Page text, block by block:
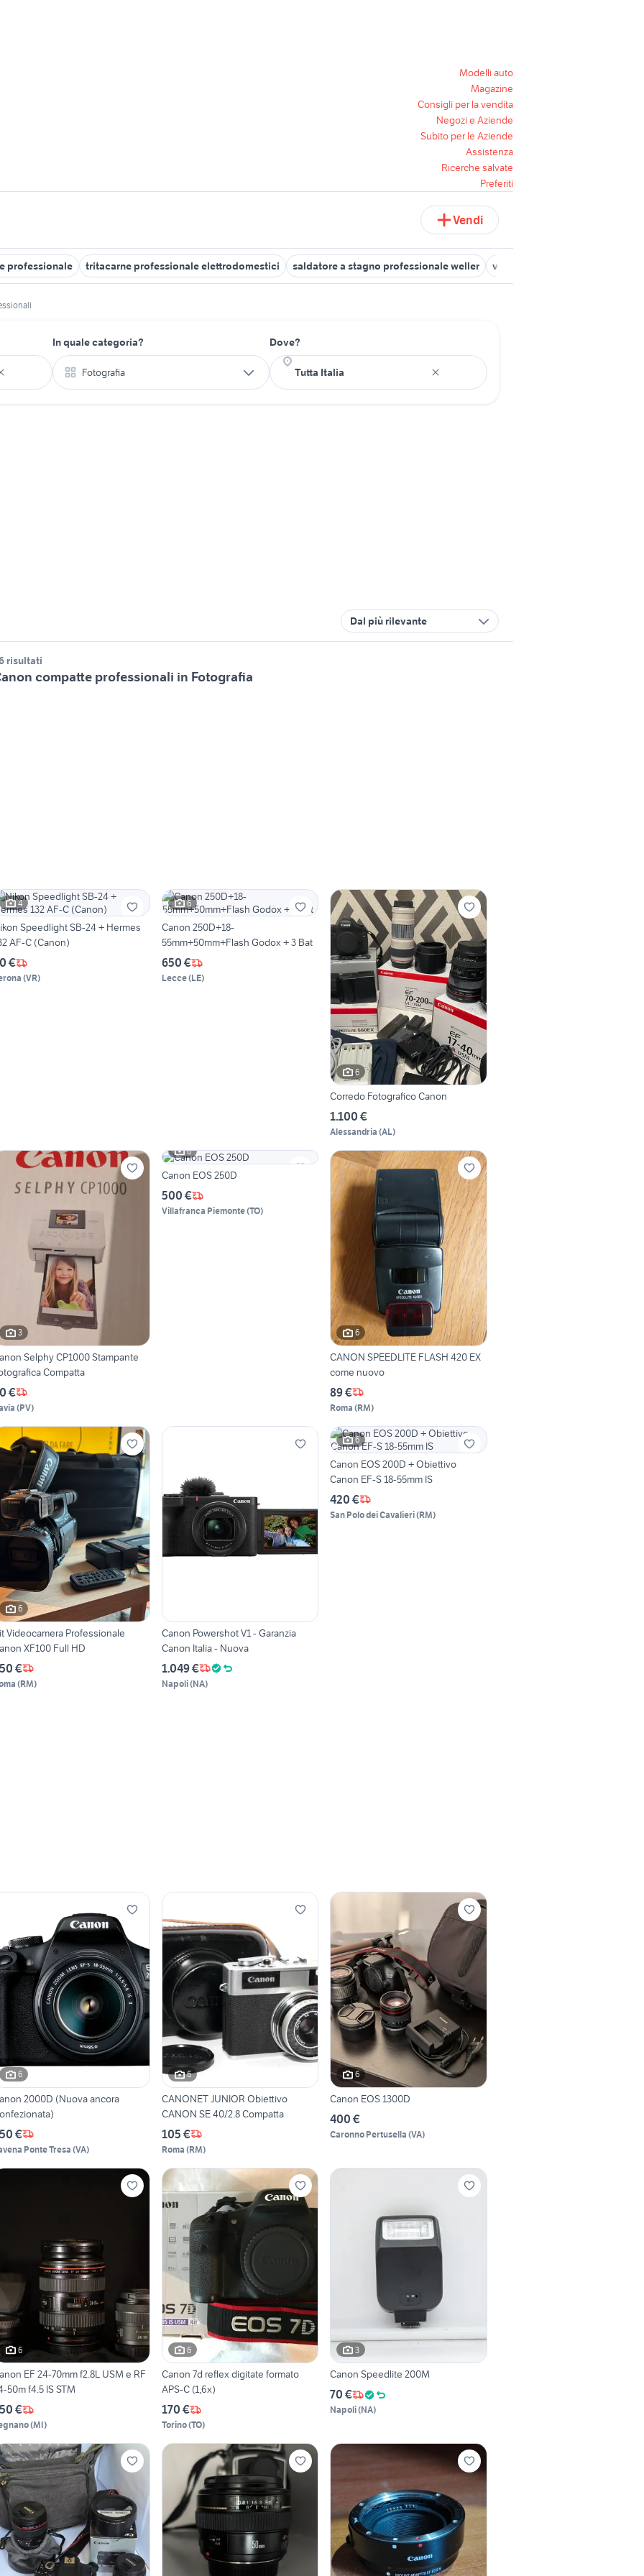
Modelli auto
Magazine
Consigli per la vendita
Negozi e Aziende
Subito per le Aziende
Assistenza
Ricerche salvate
Preferiti
Vendi
professionale tritacarne professionale elettrodomestici saldatore a stagno professionale weller vendita locali studio
In quale categoria?
Fotografia
Dove?
Dal più rilevante
risultati
compatte professionali in Fotografia
4
Speedlight SB-24 + Hermes
AF-C (Canon)
€
(VR)
6
Canon 250D+18-
55mm+50mm+Flash Godox + 3 Bat
650 €
Lecce(LE)
6
Corredo Fotografico Canon
1.100 €
Alessandria (AL)
3
Selphy CP1000 Stampante
Compatta
€
(PV)
6
Canon EOS 250D
500 €
Villafranca Piemonte(TO)
6
CANON SPEEDLITE FLASH 420 EX
come nuovo
89 €
Roma (RM)
6
Videocamera Professionale
XF100 Full HD
€
(RM)
Canon Powershot V1 - Garanzia
Canon Italia - Nuova
1.049 €
Napoli(NA)
6
Canon EOS 200D + Obiettivo
Canon EF-S 18-55mm IS
420 €
San Polo dei Cavalieri(RM)
6
2000D (Nuova ancora
€
Ponte Tresa (VA)
6
CANONET JUNIOR Obiettivo
CANON SE 40/2.8 Compatta
105 €
Roma (RM)
6
Canon EOS 1300D
400 €
Caronno Pertusella (VA)
6
EF 24-70mm f2.8L USM e RF
50m f4.5 IS STM
€
(MI)
6
Canon 7d reflex digitate formato
APS-C (1,6x)
170 €
Torino(TO)
3
Canon Speedlite 200M
70 €
Napoli(NA)